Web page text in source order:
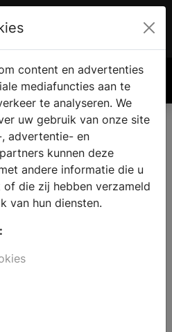
€ 0.00
woord
content en advertenties
mediafuncties aan te
te analyseren. We
uw gebruik van onze site
advertentie- en
kunnen deze
andere informatie die u
die zij hebben verzameld
van hun diensten.